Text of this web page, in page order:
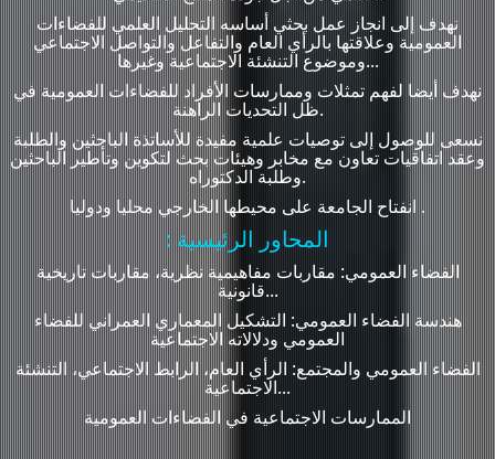
نهدف إلى انجاز عمل بحثي أساسه التحليل العلمي للفضاءات
العمومية وعلاقتها بالرأي العام والتفاعل والتواصل الاجتماعي
وموضوع التنشئة الاجتماعية وغيرها...
نهدف أيضا لفهم تمثلات وممارسات الأفراد للفضاءات العمومية في
ظل التحديات الراهنة.
نسعى للوصول إلى توصيات علمية مفيدة للأساتذة الباحثين والطلبة
وعقد اتفاقيات تعاون مع مخابر وهيئات بحث لتكوين وتأطير الباحثين
وطلبة الدكتوراه.
انفتاح الجامعة على محيطها الخارجي محليا ودوليا .
: المحاور الرئيسية
الفضاء العمومي: مقاربات مفاهيمية نظرية، مقاربات تاريخية
قانونية...
هندسة الفضاء العمومي: التشكيل المعماري العمراني للفضاء
العمومي ودلالاته الاجتماعية
الفضاء العمومي والمجتمع: الرأي العام، الرابط الاجتماعي، التنشئة
الاجتماعية...
الممارسات الاجتماعية في الفضاءات العمومية